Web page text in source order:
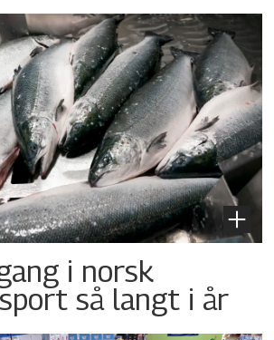
i norsk
så langt i år